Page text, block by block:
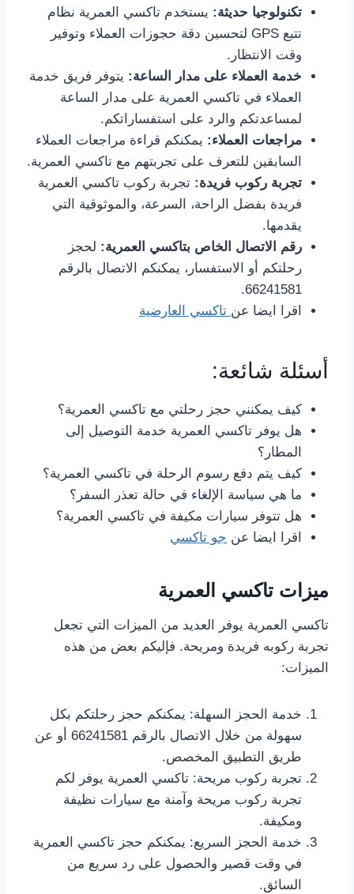
تكنولوجيا حديثة: يستخدم تاكسي العمرية نظام
تتبع GPS لتحسين دقة حجوزات العملاء وتوفير
وقت الانتظار.
خدمة العملاء على مدار الساعة: يتوفر فريق خدمة
العملاء في تاكسي العمرية على مدار الساعة
لمساعدتكم والرد على استفساراتكم.
مراجعات العملاء: يمكنكم قراءة مراجعات العملاء
السابقين للتعرف على تجربتهم مع تاكسي العمرية.
تجربة ركوب فريدة: تجربة ركوب تاكسي العمرية
فريدة بفضل الراحة، السرعة، والموثوقية التي
يقدمها.
رقم الاتصال الخاص بتاكسي العمرية: لحجز
رحلتكم أو الاستفسار، يمكنكم الاتصال بالرقم
66241581.
اقرا ايضا عن تاكسي العارضية
أسئلة شائعة:
كيف يمكنني حجز رحلتي مع تاكسي العمرية؟
هل يوفر تاكسي العمرية خدمة التوصيل إلى
المطار؟
كيف يتم دفع رسوم الرحلة في تاكسي العمرية؟
ما هي سياسة الإلغاء في حالة تعذر السفر؟
هل تتوفر سيارات مكيفة في تاكسي العمرية؟
اقرا ايضا عن جو تاكسي
ميزات تاكسي العمرية
تاكسي العمرية يوفر العديد من الميزات التي تجعل
تجربة ركوبه فريدة ومريحة. فإليكم بعض من هذه
الميزات:
خدمة الحجز السهلة: يمكنكم حجز رحلتكم بكل
سهولة من خلال الاتصال بالرقم 66241581 أو عن
طريق التطبيق المخصص.
تجربة ركوب مريحة: تاكسي العمرية يوفر لكم
تجربة ركوب مريحة وآمنة مع سيارات نظيفة
ومكيفة.
خدمة الحجز السريع: يمكنكم حجز تاكسي العمرية
في وقت قصير والحصول على رد سريع من
السائق.